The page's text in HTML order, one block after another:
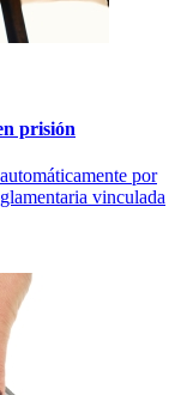
prisión
por
vinculada